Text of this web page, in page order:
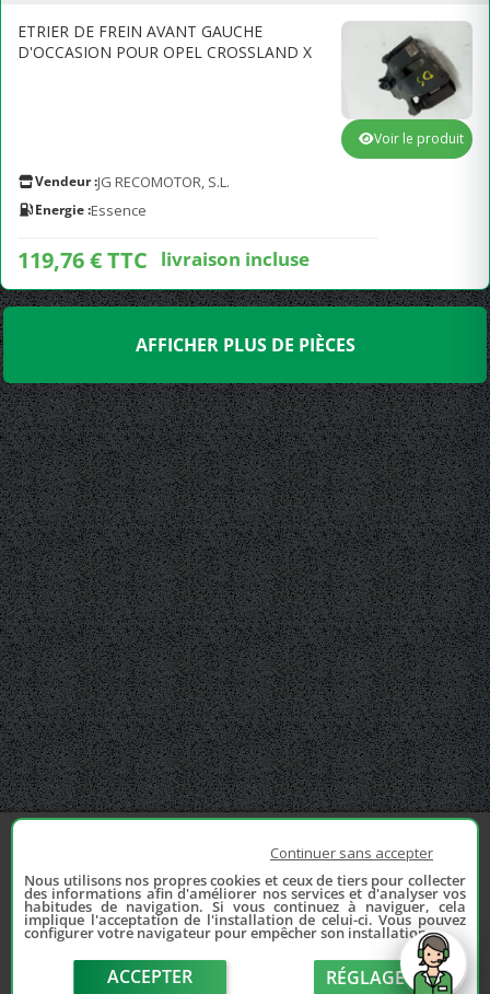
ETRIER DE FREIN AVANT GAUCHE
D'OCCASION POUR OPEL CROSSLAND X
Vendeur :JG RECOMOTOR, S.L.
Energie :Essence
119,76 € TTC livraison incluse
Voir le produit
AFFICHER PLUS DE PIÈCES
Continuer sans accepter
Nous utilisons nos propres cookies et ceux de tiers pour collecter
des informations afin d'améliorer nos services et d'analyser vos
habitudes de navigation. Si vous continuez à naviguer, cela
implique l'acceptation de l'installation de celui-ci. Vous pouvez
configurer votre navigateur pour empêcher son installation.
ACCEPTER RÉGLAGE